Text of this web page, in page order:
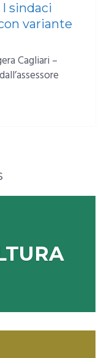
sindaci
variante
Cagliari –